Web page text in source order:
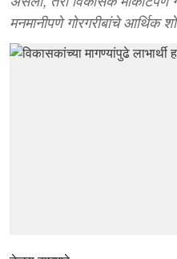
मनमानीपणे गोरगरीबांचे आर्थिक